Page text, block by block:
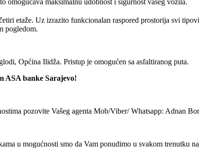
etaže. Uz izrazito funkcionalan raspored prostorija svi
pogledom.
Općina Ilidža. Pristup je omogućen sa asfaltiranog puta.
ASA banke Sarajevo!
pozovite Vašeg agenta Mob/Viber/ Whatsapp: Adnan
u mogućnosti smo da Vam ponudimo u svakom trenutku